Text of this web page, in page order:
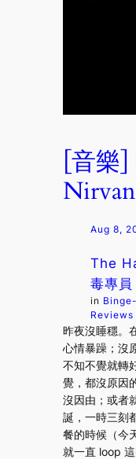
[音樂]
Aug 8,
The
毒專員
in
Reviews
昨夜沒睡穩。
心情暴躁；沒
不知不覺就轉
覺，都沒原因
沒因由；或者
誕，一時三刻
餐的時候（今
就一直 loop